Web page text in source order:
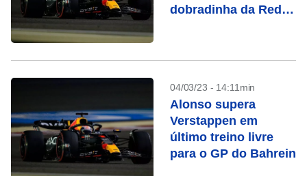
dobradinha da Red
04/03/23 - 14:11min
Alonso supera
Verstappen em
último treino livre
para o GP do Bahrein